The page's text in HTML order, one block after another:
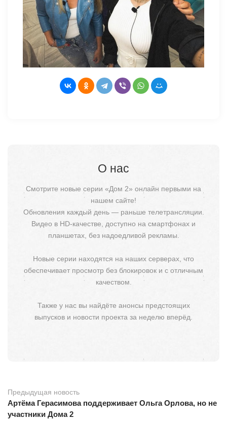
О нас
Смотрите новые серии «Дом 2» онлайн первыми на
нашем сайте!
Обновления каждый день — раньше телетрансляции.
Видео в HD-качестве, доступно на смартфонах и
планшетах, без надоедливой рекламы.
Новые серии находятся на наших серверах, что
обеспечивает просмотр без блокировок и с отличным
качеством.
Также у нас вы найдёте анонсы предстоящих
выпусков и новости проекта за неделю вперёд.
Предыдущая новость
Артёма Герасимова поддерживает Ольга Орлова, но не
участники Дома 2